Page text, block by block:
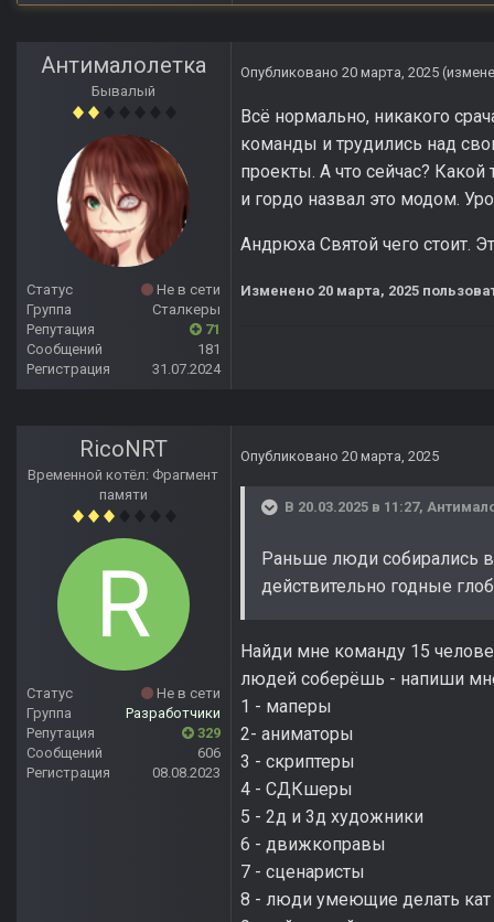
Антималолетка
Бывалый
Статус
Не в сети
Группа
Сталкеры
Репутация
71
Сообщений
181
Регистрация
31.07.2024
Опубликовано 20 марта, 2025
Всё нормально, никакого
команды и трудились над
проекты. А что сейчас?
и гордо назвал это модом.
Андрюха Святой чего стоит.
Изменено 20 марта, 2025
RicoNRT
Временной котёл: Фрагмент
памяти
Статус
Не в сети
Группа
Разработчики
Репутация
329
Сообщений
606
Регистрация
08.08.2023
Опубликовано 20 марта, 2025
В 20.03.2025 в 11:27,
Раньше люди собирались
действительно годные
Найди мне команду 15
людей соберёшь - напиши
1 - маперы
2- аниматоры
3 - скриптеры
4 - СДКшеры
5 - 2д и 3д художники
6 - движкоправы
7 - сценаристы
8 - люди умеющие делать кат